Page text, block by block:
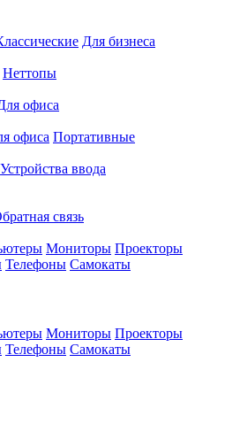
Для бизнеса
Неттопы
офиса
офиса Портативные
Устройства ввода
связь
Мониторы Проекторы
Телефоны Самокаты
Мониторы Проекторы
Телефоны Самокаты